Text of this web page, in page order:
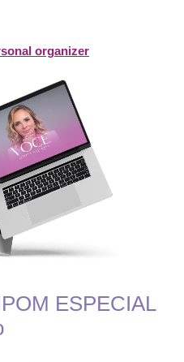
organizer
ESPECIAL